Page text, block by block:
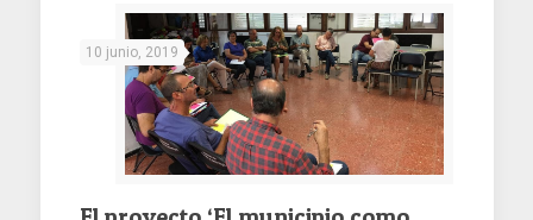
10 junio, 2019